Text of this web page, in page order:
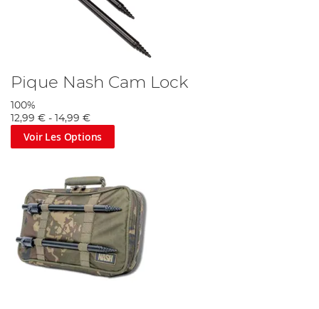
Pique Nash Cam Lock
100%
12,99 € - 14,99 €
Voir Les Options